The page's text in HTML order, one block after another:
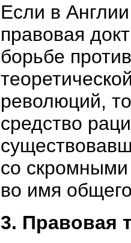
Если в
правовая
борьбе
революций,
средство
со
во имя
3. Правовая